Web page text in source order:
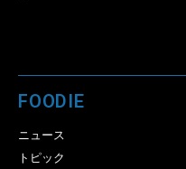
FOODIE
ニュース
トピック